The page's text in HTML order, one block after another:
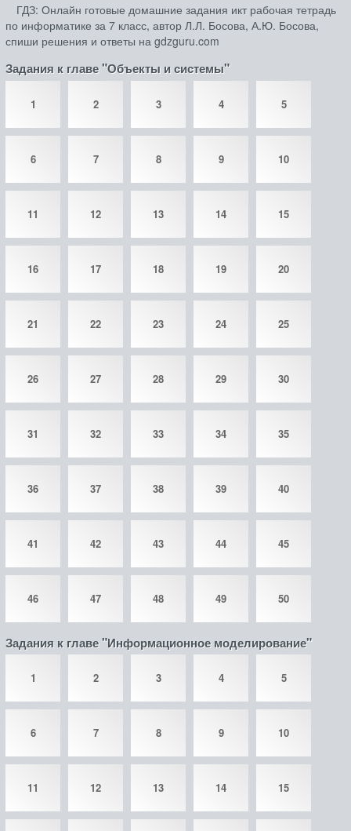
ГДЗ: Онлайн готовые домашние задания икт рабочая тетрадь
по информатике за 7 класс, автор Л.Л. Босова, А.Ю. Босова,
спиши решения и ответы на gdzguru.com
Задания к главе "Объекты и системы"
1 2 3 4 5
6 7 8 9 10
11 12 13 14 15
16 17 18 19 20
21 22 23 24 25
26 27 28 29 30
31 32 33 34 35
36 37 38 39 40
41 42 43 44 45
46 47 48 49 50
Задания к главе "Информационное моделирование"
1 2 3 4 5
6 7 8 9 10
11 12 13 14 15